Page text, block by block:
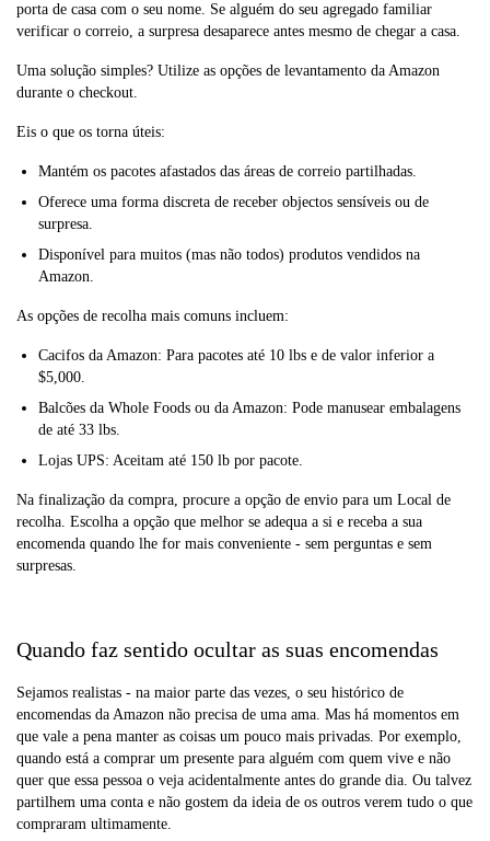
porta de casa com o seu nome. Se alguém do seu agregado familiar
verificar o correio, a surpresa desaparece antes mesmo de chegar a casa.
Uma solução simples? Utilize as opções de levantamento da Amazon
durante o checkout.
Eis o que os torna úteis:
Mantém os pacotes afastados das áreas de correio partilhadas.
Oferece uma forma discreta de receber objectos sensíveis ou de
surpresa.
Disponível para muitos (mas não todos) produtos vendidos na
Amazon.
As opções de recolha mais comuns incluem:
Cacifos da Amazon: Para pacotes até 10 lbs e de valor inferior a
$5,000.
Balcões da Whole Foods ou da Amazon: Pode manusear embalagens
de até 33 lbs.
Lojas UPS: Aceitam até 150 lb por pacote.
Na finalização da compra, procure a opção de envio para um Local de
recolha. Escolha a opção que melhor se adequa a si e receba a sua
encomenda quando lhe for mais conveniente - sem perguntas e sem
surpresas.
Quando faz sentido ocultar as suas encomendas
Sejamos realistas - na maior parte das vezes, o seu histórico de
encomendas da Amazon não precisa de uma ama. Mas há momentos em
que vale a pena manter as coisas um pouco mais privadas. Por exemplo,
quando está a comprar um presente para alguém com quem vive e não
quer que essa pessoa o veja acidentalmente antes do grande dia. Ou talvez
partilhem uma conta e não gostem da ideia de os outros verem tudo o que
compraram ultimamente.